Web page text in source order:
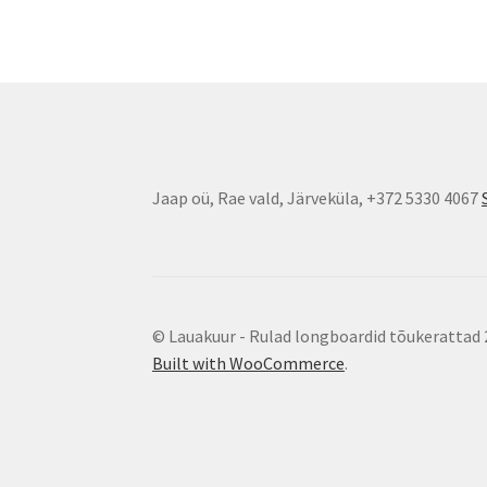
Jaap oü, Rae vald, Järveküla, +372 5330 4067
© Lauakuur - Rulad longboardid tõukerattad
Built with WooCommerce.